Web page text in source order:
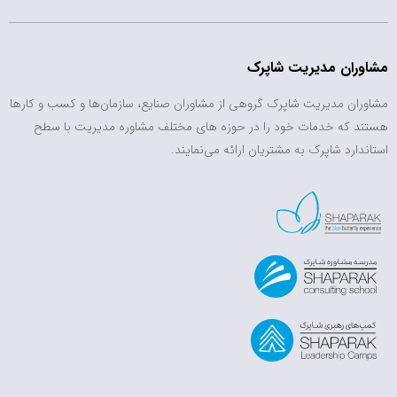
مشاوران مدیریت شاپرک
مشاوران مدیریت شاپرک گروهی از مشاوران صنایع، سازمان‌ها و کسب و کارها
هستند که خدمات خود را در حوزه های مختلف مشاوره مدیریت با سطح
استاندارد شاپرک به مشتریان ارائه می‌نمایند.